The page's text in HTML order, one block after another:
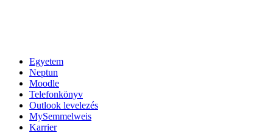
Egyetem
Neptun
Moodle
Telefonkönyv
Outlook levelezés
MySemmelweis
Karrier